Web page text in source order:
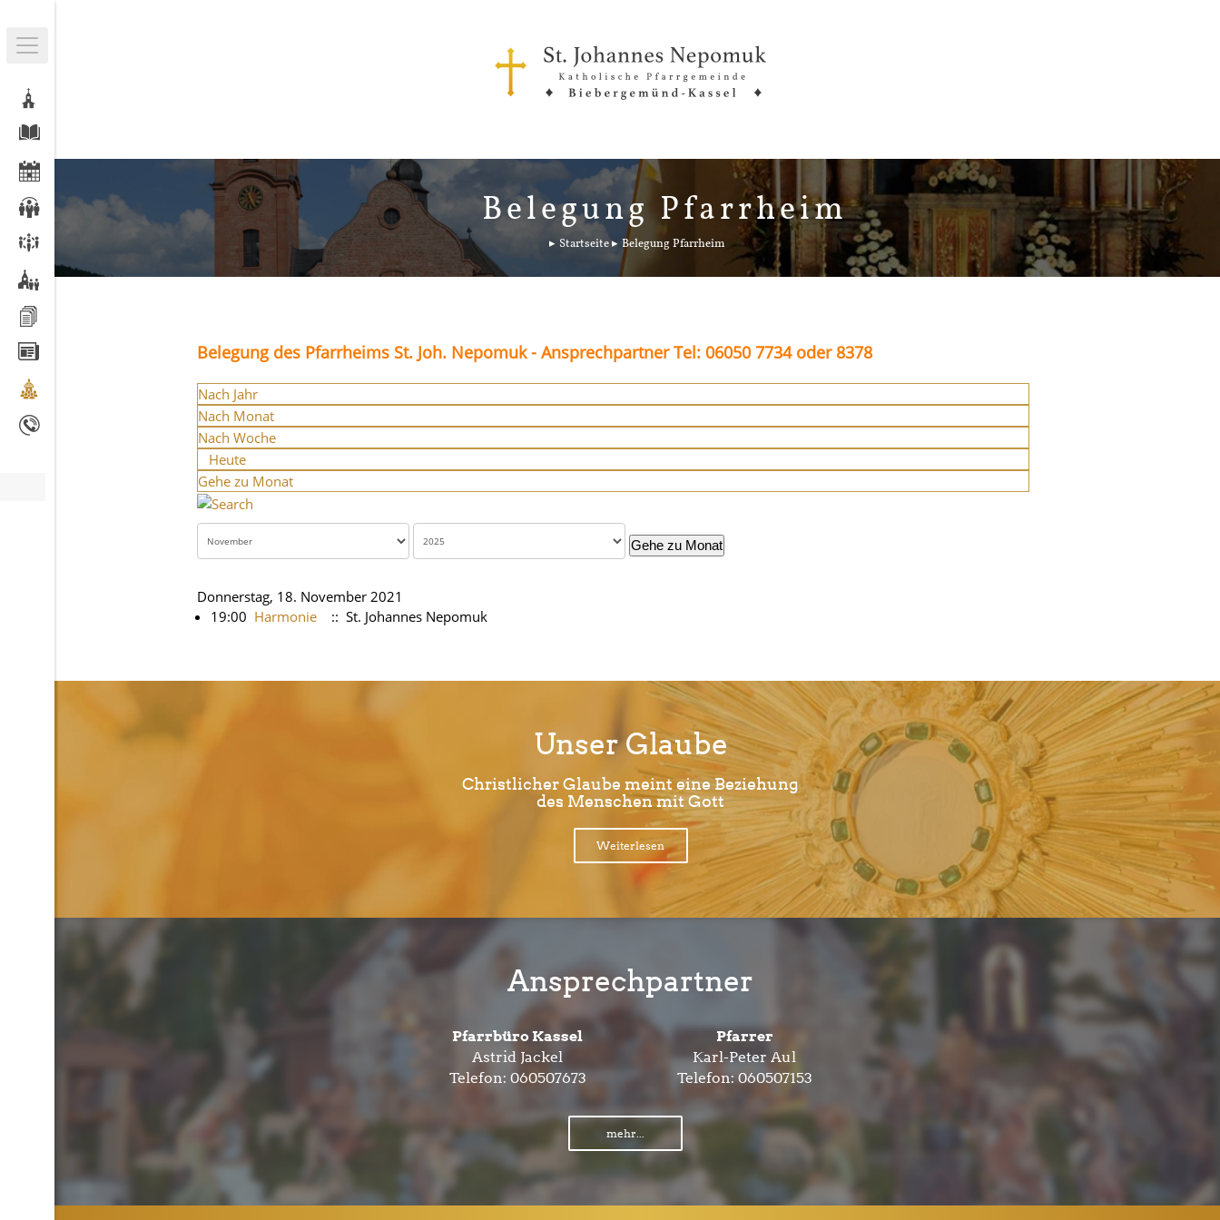
Belegung Pfarrheim
Startseite Belegung Pfarrheim
Belegung des Pfarrheims St. Joh. Nepomuk - Ansprechpartner Tel: 06050 7734 oder 8378
Nach Jahr
Nach Monat
Nach Woche
Heute
Gehe zu Monat
Gehe zu Monat
Donnerstag, 18. November 2021
19:00 Harmonie :: St. Johannes Nepomuk
Unser Glaube
Christlicher Glaube meint eine Beziehung
des Menschen mit Gott
Weiterlesen
Ansprechpartner
Pfarrbüro Kassel
Astrid Jackel
Telefon: 060507673
Pfarrer
Karl-Peter Aul
Telefon:060507153
mehr...